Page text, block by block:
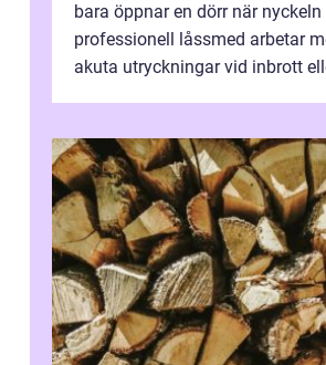
bara öppnar en dörr när nyckeln
professionell låssmed arbetar
akuta utryckningar vid inbrott